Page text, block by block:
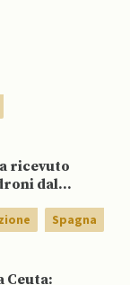
ricevuto
dal
Spagna
Ceuta: